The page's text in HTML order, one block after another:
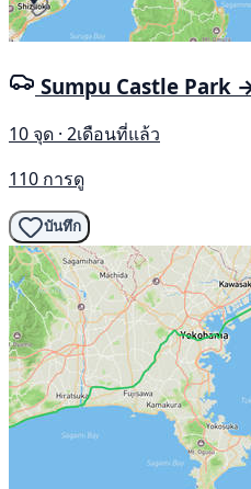
Sumpu Castle Park
10 จุด · 2เดือนที่แล้ว
110 การดู
บันทึก